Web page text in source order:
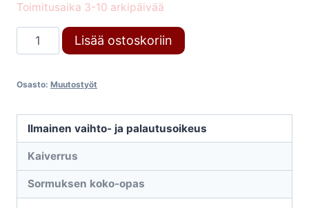
Toimitusaika 3-10 arkipäivää
Muutostyö
määrä
Lisää ostoskoriin
Osasto: Muutostyöt
Ilmainen vaihto- ja palautusoikeus
Kaiverrus
Sormuksen koko-opas